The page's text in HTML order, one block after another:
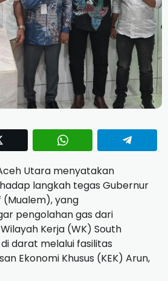
Utara menyatakan
langkah tegas Gubernur
(Mualem), yang
pengolahan gas dari
Kerja (WK) South
darat melalui fasilitas
Ekonomi Khusus (KEK) Arun,